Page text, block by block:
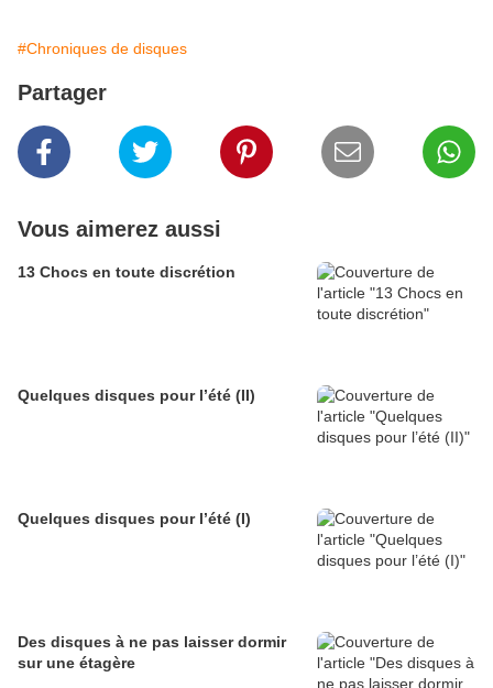
#Chroniques de disques
Partager
Vous aimerez aussi
13 Chocs en toute discrétion
Quelques disques pour l’été (II)
Quelques disques pour l’été (I)
Des disques à ne pas laisser dormir
sur une étagère